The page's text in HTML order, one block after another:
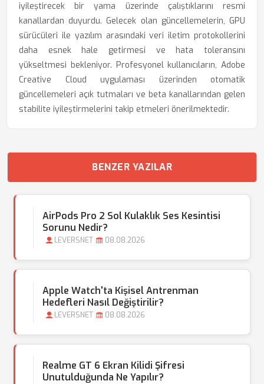
iyileştirecek bir yama üzerinde çalıştıklarını resmi
kanallardan duyurdu. Gelecek olan güncellemelerin, GPU
sürücüleri ile yazılım arasındaki veri iletim protokollerini
daha esnek hale getirmesi ve hata toleransını
yükseltmesi bekleniyor. Profesyonel kullanıcıların, Adobe
Creative Cloud uygulaması üzerinden otomatik
güncellemeleri açık tutmaları ve beta kanallarından gelen
stabilite iyileştirmelerini takip etmeleri önerilmektedir.
BENZER YAZILAR
AirPods Pro 2 Sol Kulaklık Ses Kesintisi
Sorunu Nedir?
LEVERSNET 08.08.2026
Apple Watch'ta Kişisel Antrenman
Hedefleri Nasıl Değiştirilir?
LEVERSNET 08.08.2026
Realme GT 6 Ekran Kilidi Şifresi
Unutulduğunda Ne Yapılır?